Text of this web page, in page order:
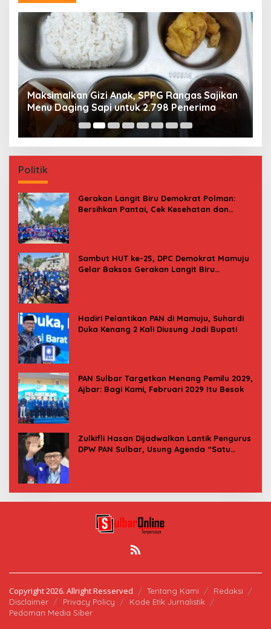
Maksimalkan Gizi Anak, SPPG Rangas Sajikan
Menu Daging Sapi untuk 2.798 Penerima
Politik
Gerakan Langit Biru Demokrat Polman:
Bersihkan Pantai, Cek Kesehatan dan
Sambut HUT ke-25, DPC Demokrat Mamuju
Gelar Baksos Gerakan Langit Biru
Hadiri Pelantikan PAN di Mamuju, Suhardi
Duka Kenang 2 Kali Diusung Jadi Bupati
PAN Sulbar Targetkan Menang Pemilu 2029,
Ajbar: Bagi Kami, Februari 2029 Itu Besok
Zulkifli Hasan Dijadwalkan Lantik Pengurus
DPW PAN Sulbar, Usung Agenda “Satu
Copyright 2026. Allright Resserved Tentang Kami
Redaksi
Disclaimer
Privacy Policy
Kode Etik Jurnalistik
Pedoman Media Siber